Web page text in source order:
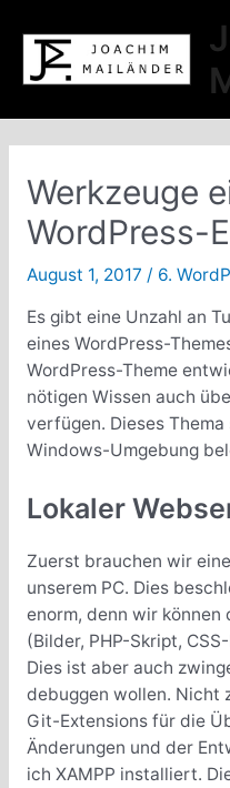
Inhalt
springen
Werkzeuge
WordPress-
August 1, 2017 / 6.
Es gibt eine Unzahl an
eines WordPress-
WordPress-Theme
nötigen Wissen auch
verfügen. Dieses
Windows-Umgebung
Lokaler
Zuerst brauchen wir
unserem PC. Dies
enorm, denn wir
(Bilder, PHP-Skript,
Dies ist aber auch
debuggen wollen. Nicht
Git-Extensions für die
Änderungen und der
ich XAMPP installiert.